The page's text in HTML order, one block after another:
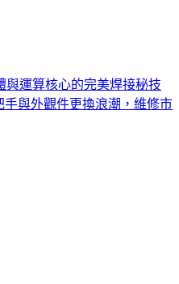
與運算核心的完美焊接秘技
與外觀件更換浪潮，維修市